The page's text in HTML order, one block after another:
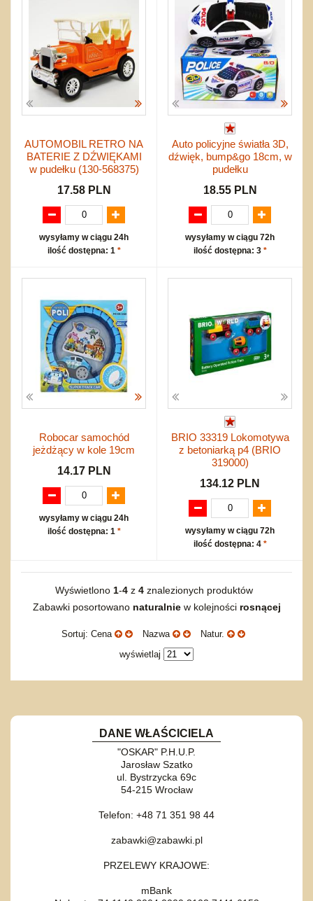
Karuzelki
Maty do zabawy
Do rozkręcania
Bąki
Pojazdy
Inne
Mebelki
Inne
do siatkówki
do koszykówki
Nowości
Wyprzedaż
Promocje
Zakupy hurtowe
Koszty przesyłki
Regulamin
Kontakt
Mapa produktów
AUTOMOBIL RETRO NA
BATERIE Z DŹWIĘKAMI
w pudełku (130-568375)
17.58 PLN
wysyłamy w ciągu 24h
ilość dostępna: 1 *
Auto policyjne światła 3D,
dźwięk, bump&go 18cm, w
pudełku
18.55 PLN
wysyłamy w ciągu 72h
ilość dostępna: 3 *
Robocar samochód
jeżdżący w kole 19cm
14.17 PLN
wysyłamy w ciągu 24h
ilość dostępna: 1 *
BRIO 33319 Lokomotywa
z betoniarką p4 (BRIO
319000)
134.12 PLN
wysyłamy w ciągu 72h
ilość dostępna: 4 *
Wyświetlono 1-4z 4znalezionych produktów
Zabawki posortowano naturalniew kolejności rosnącej
Sortuj: Cena Nazwa
Natur.
wyświetlaj
DANE WŁAŚCICIELA
"OSKAR" P.H.U.P.
Jarosław Szatko
ul. Bystrzycka 69c
54-215 Wrocław
Telefon: +48 71 351 98 44
zabawki@zabawki.pl
PRZELEWY KRAJOWE:
mBank